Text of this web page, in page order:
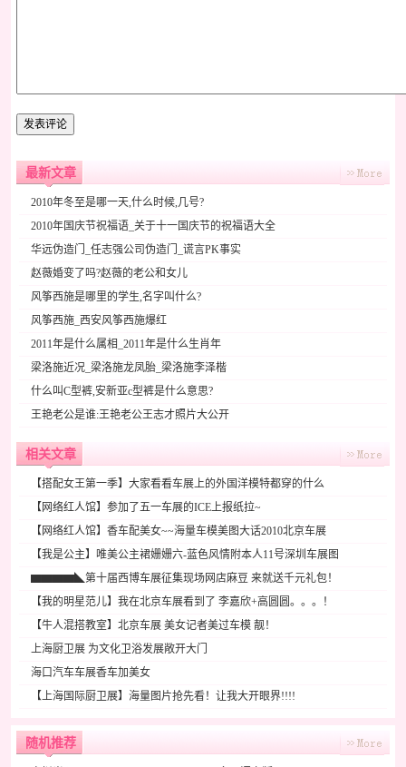
最新文章
2010年冬至是哪一天,什么时候,几号?
2010年国庆节祝福语_关于十一国庆节的祝福语大全
华远伪造门_任志强公司伪造门_谎言PK事实
赵薇婚变了吗?赵薇的老公和女儿
风筝西施是哪里的学生,名字叫什么?
风筝西施_西安风筝西施爆红
2011年是什么属相_2011年是什么生肖年
梁洛施近况_梁洛施龙凤胎_梁洛施李泽楷
什么叫C型裤,安新亚c型裤是什么意思?
王艳老公是谁:王艳老公王志才照片大公开
相关文章
【搭配女王第一季】大家看看车展上的外国洋模特都穿的什么
【网络红人馆】参加了五一车展的ICE上报纸拉~
【网络红人馆】香车配美女~~海量车模美图大话2010北京车展
【我是公主】唯美公主裙姗姗六-蓝色风情附本人11号深圳车展图
▆▆▆▆◣第十届西博车展征集现场网店麻豆 来就送千元礼包！
【我的明星范儿】我在北京车展看到了 李嘉欣+高圆圆。。。！
【牛人混搭教室】北京车展 美女记者美过车模 靓！
上海厨卫展 为文化卫浴发展敞开大门
海口汽车车展香车加美女
【上海国际厨卫展】海量图片抢先看！让我大开眼界!!!!
随机推荐